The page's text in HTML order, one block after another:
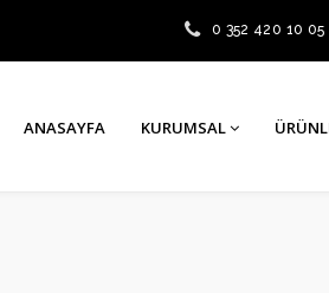
0 352 420 10 05
ANASAYFA KURUMSAL